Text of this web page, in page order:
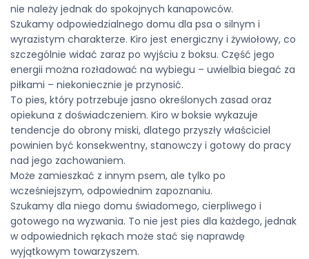
nie należy jednak do spokojnych kanapowców.
Szukamy odpowiedzialnego domu dla psa o silnym i
wyrazistym charakterze. Kiro jest energiczny i żywiołowy, co
szczególnie widać zaraz po wyjściu z boksu. Część jego
energii można rozładować na wybiegu – uwielbia biegać za
piłkami – niekoniecznie je przynosić.
To pies, który potrzebuje jasno określonych zasad oraz
opiekuna z doświadczeniem. Kiro w boksie wykazuje
tendencje do obrony miski, dlatego przyszły właściciel
powinien być konsekwentny, stanowczy i gotowy do pracy
nad jego zachowaniem.
Może zamieszkać z innym psem, ale tylko po
wcześniejszym, odpowiednim zapoznaniu.
Szukamy dla niego domu świadomego, cierpliwego i
gotowego na wyzwania. To nie jest pies dla każdego, jednak
w odpowiednich rękach może stać się naprawdę
wyjątkowym towarzyszem.